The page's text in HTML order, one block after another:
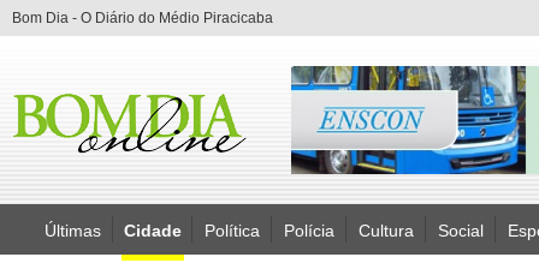
Bom Dia - O Diário do Médio Piracicaba
Últimas Cidade Política Polícia Cultura Social